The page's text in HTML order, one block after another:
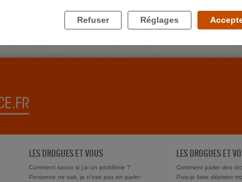
LES DROGUES ET VOUS
Comment savoir si j'ai un problème ?
Personne ne sait, je n'ose pas en parler
LES DROGUES ET
Comment parler des
Puis-je faire dépister
Refuser Réglages